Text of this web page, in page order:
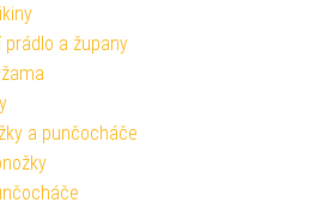
a župany
a punčocháče